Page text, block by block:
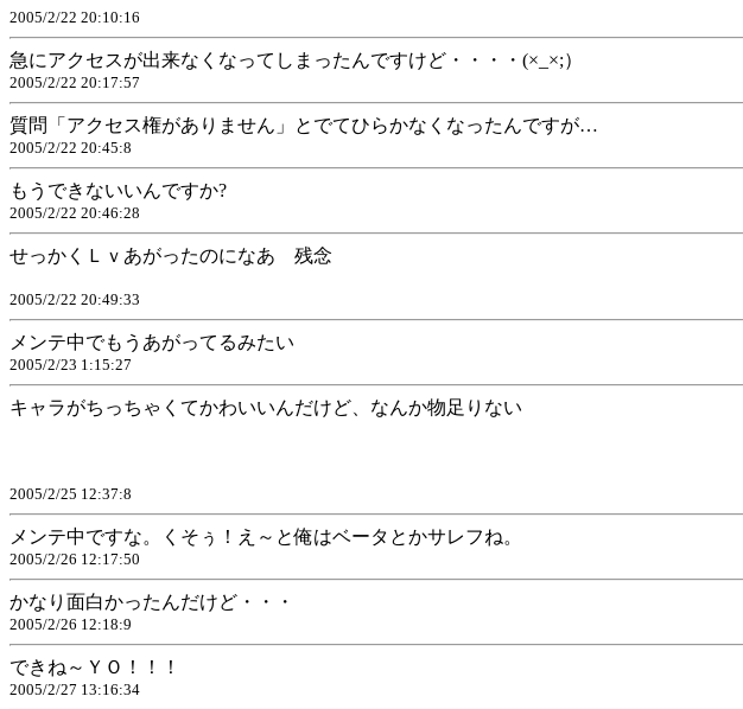
2005/2/22 20:10:16
急にアクセスが出来なくなってしまったんですけど・・・・(×_×;）
2005/2/22 20:17:57
質問「アクセス権がありません」とでてひらかなくなったんですが…
2005/2/22 20:45:8
もうできないいんですか?
2005/2/22 20:46:28
せっかくＬｖあがったのになあ 残念
2005/2/22 20:49:33
メンテ中でもうあがってるみたい
2005/2/23 1:15:27
キャラがちっちゃくてかわいいんだけど、なんか物足りない
2005/2/25 12:37:8
メンテ中ですな。くそぅ！え～と俺はベータとかサレフね。
2005/2/26 12:17:50
かなり面白かったんだけど・・・
2005/2/26 12:18:9
できね～ＹＯ！！！
2005/2/27 13:16:34